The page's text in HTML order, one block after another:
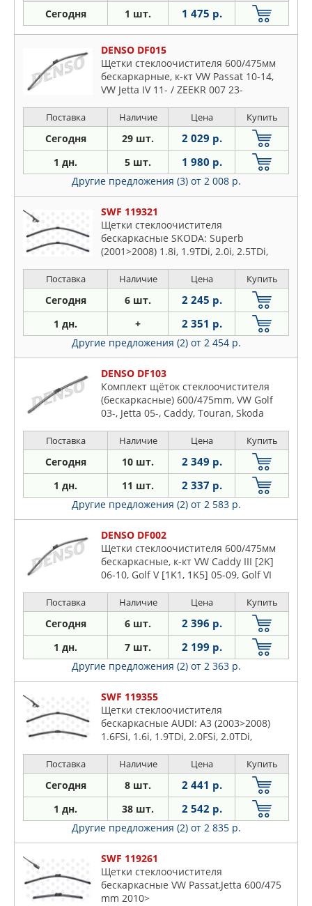
Сегодня 1 шт. 1 475 р.
DENSO DF015
Щетки стеклоочистителя 600/475мм
бескаркарные, к-кт VW Passat 10-14,
VW Jetta IV 11- / ZEEKR 007 23-
Поставка Наличие Цена Купить
Сегодня 29 шт. 2 029 р.
1 дн. 5 шт. 1 980 р.
Другие предложения (3) от 2 008 р.
SWF 119321
Щетки стеклоочистителя
бескаркасные SKODA: Superb
(2001>2008) 1.8i, 1.9TDi, 2.0i, 2.5TDi,
1.8i, 1.9TDi, 2.0TDi, 2.0i, 2.3i, 2.5TDi, 2.8i,
4.0i
Поставка Наличие Цена Купить
Сегодня 6 шт. 2 245 р.
1 дн. + 2 351 р.
Другие предложения (2) от 2 454 р.
DENSO DF103
Комплект щёток стеклоочистителя
(бескаркасные) 600/475mm, VW Golf
03-, Jetta 05-, Caddy, Touran, Skoda
Поставка Наличие Цена Купить
Сегодня 10 шт. 2 349 р.
1 дн. 11 шт. 2 337 р.
Другие предложения (2) от 2 583 р.
DENSO DF002
Щетки стеклоочистителя 600/475мм
бескаркасные, к-кт VW Caddy III [2K]
06-10, Golf V [1K1, 1K5] 05-09, Golf VI
Passat B6 [3C2] 05-10
Поставка Наличие Цена Купить
Сегодня 6 шт. 2 396 р.
1 дн. 7 шт. 2 199 р.
Другие предложения (2) от 2 363 р.
SWF 119355
Щетки стеклоочистителя
бескаркасные AUDI: A3 (2003>2008)
1.6FSi, 1.6i, 1.9TDi, 2.0FSi, 2.0TDi,
1.6FSi, 1.6i, 1.8TFSi, 1.9TDi, 2.0FSi,
2.0TDi, 2.0TFSi
Поставка Наличие Цена Купить
Сегодня 8 шт. 2 441 р.
1 дн. 38 шт. 2 542 р.
Другие предложения (2) от 2 835 р.
SWF 119261
Щетки стеклоочистителя
бескаркасные VW Passat,Jetta 600/475
mm 2010>